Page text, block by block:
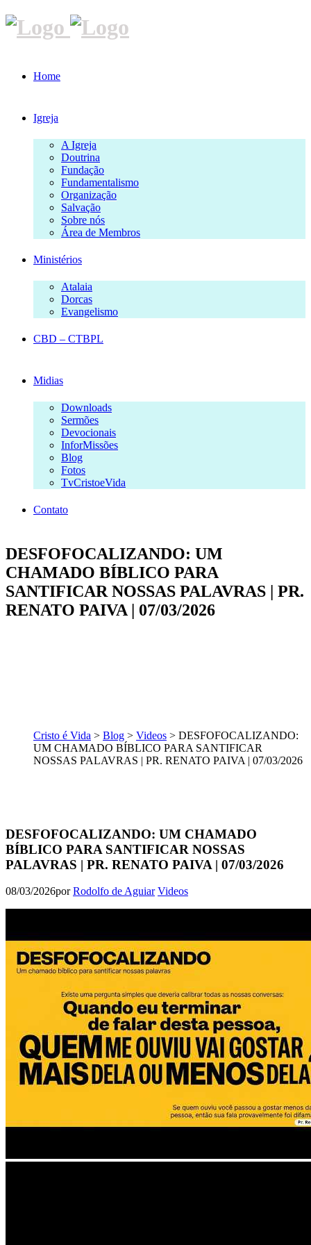
Home
Igreja
A Igreja
Doutrina
Fundação
Fundamentalismo
Organização
Salvação
Sobre nós
Área de Membros
Ministérios
Atalaia
Dorcas
Evangelismo
CBD – CTBPL
Midias
Downloads
Sermões
Devocionais
InforMissões
Blog
Fotos
TvCristoeVida
Contato
DESFOFOCALIZANDO: UM
CHAMADO BÍBLICO PARA
SANTIFICAR NOSSAS PALAVRAS | PR.
RENATO PAIVA | 07/03/2026
Cristo é Vida > Blog > Videos > DESFOFOCALIZANDO:
UM CHAMADO BÍBLICO PARA SANTIFICAR
NOSSAS PALAVRAS | PR. RENATO PAIVA | 07/03/2026
DESFOFOCALIZANDO: UM CHAMADO
BÍBLICO PARA SANTIFICAR NOSSAS
PALAVRAS | PR. RENATO PAIVA | 07/03/2026
08/03/2026porRodolfo de Aguiar Videos